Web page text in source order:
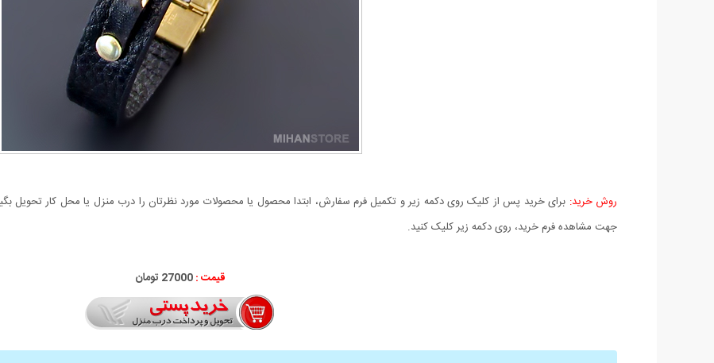
روش خرید: برای خرید پس از کلیک روی دکمه زیر و تکمیل فرم سفارش، ابتدا محصول یا محصولات مورد نظرتان را درب منزل یا محل کار تحویل
جهت مشاهده فرم خرید، روی دکمه زیر کلیک کنید.
قیمت :27000 تومان